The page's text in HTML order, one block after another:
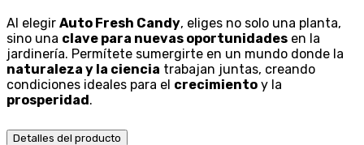
Al elegir Auto Fresh Candy, eliges no solo una planta,
sino una clave para nuevas oportunidades en la
jardinería. Permítete sumergirte en un mundo donde la
naturaleza y la ciencia trabajan juntas, creando
condiciones ideales para el crecimiento y la
prosperidad.
Detalles del producto